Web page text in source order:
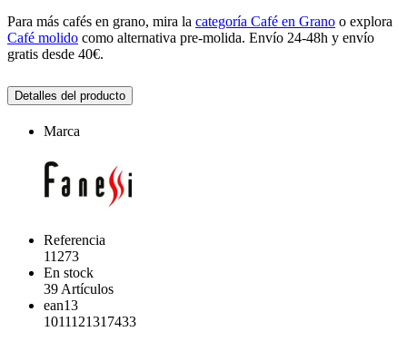
Para más cafés en grano, mira la categoría Café en Grano o explora
Café molido como alternativa pre-molida. Envío 24-48h y envío
gratis desde 40€.
Detalles del producto
Marca
Referencia
11273
En stock
39 Artículos
ean13
1011121317433